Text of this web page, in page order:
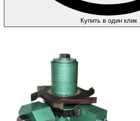
Купить в один клик